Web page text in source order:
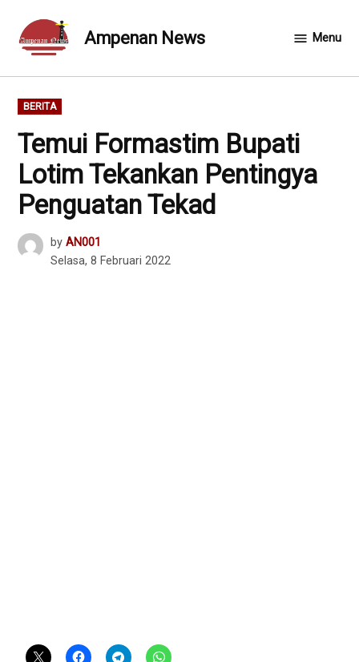
content
Ampenan News Menu
POSTED
IN
BERITA
Temui Formastim Bupati
Lotim Tekankan Pentingya
Penguatan Tekad
by AN001
Selasa, 8 Februari 2022